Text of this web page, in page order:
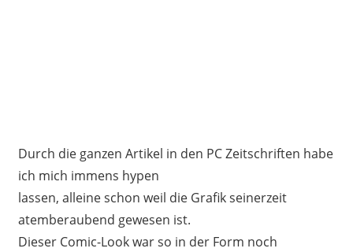
Durch die ganzen Artikel in den PC Zeitschriften habe
ich mich immens hypen
lassen, alleine schon weil die Grafik seinerzeit
atemberaubend gewesen ist.
Dieser Comic-Look war so in der Form noch